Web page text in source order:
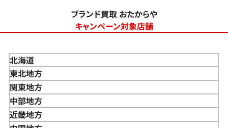
ブランド買取 おたからや
キャンペーン対象店舗
北海道
東北地方
青森県
岩手県
宮城県
関東地方
東京都
神奈川県
中部地方
新潟県
近畿地方